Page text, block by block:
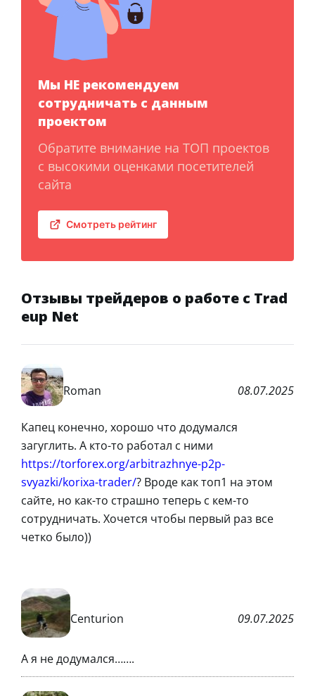
Мы НЕ рекомендуем
сотрудничать с данным
проектом
Обратите внимание на ТОП проектов
с высокими оценками посетителей
сайта
Смотреть рейтинг
Отзывы трейдеров о работе с Trad
eup Net
Roman 08.07.2025
Капец конечно, хорошо что додумался
загуглить. А кто-то работал с ними
https://torforex.org/arbitrazhnye-p2p-
svyazki/korixa-trader/? Вроде как топ1 на этом
сайте, но как-то страшно теперь с кем-то
сотрудничать. Хочется чтобы первый раз все
четко было))
Centurion 09.07.2025
А я не додумался…….